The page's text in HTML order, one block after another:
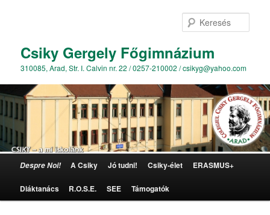
Csiky Gergely Főgimnázium
310085, Arad, Str. I. Calvin nr. 22 / 0257-210002 / csikyg@yahoo.com
Tovább az elsődleges tartalomra
Despre Noi! A Csiky Jó tudni! Csiky-élet ERASMUS+
Diáktanács R.O.S.E. SEE Támogatók